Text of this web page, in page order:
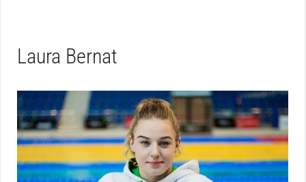
Laura Bernat